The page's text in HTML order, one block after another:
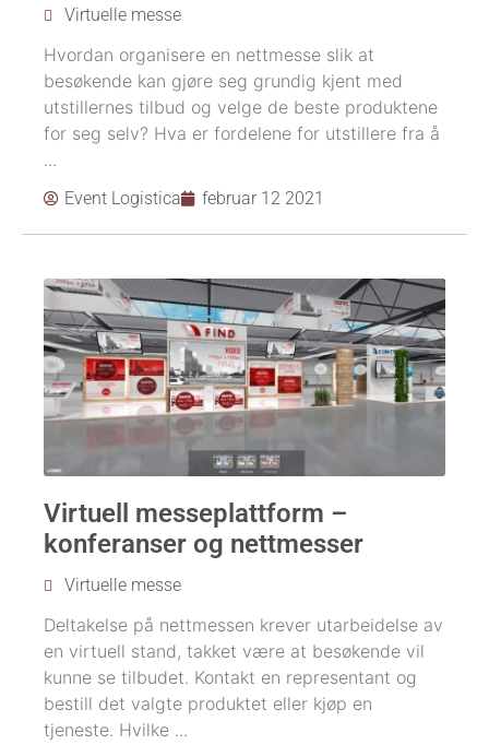
Virtuelle messe
Hvordan organisere en nettmesse slik at
besøkende kan gjøre seg grundig kjent med
utstillernes tilbud og velge de beste produktene
for seg selv? Hva er fordelene for utstillere fra å
...
Event Logistica februar 12 2021
Virtuell messeplattform –
konferanser og nettmesser
Virtuelle messe
Deltakelse på nettmessen krever utarbeidelse av
en virtuell stand, takket være at besøkende vil
kunne se tilbudet. Kontakt en representant og
bestill det valgte produktet eller kjøp en
tjeneste. Hvilke ...